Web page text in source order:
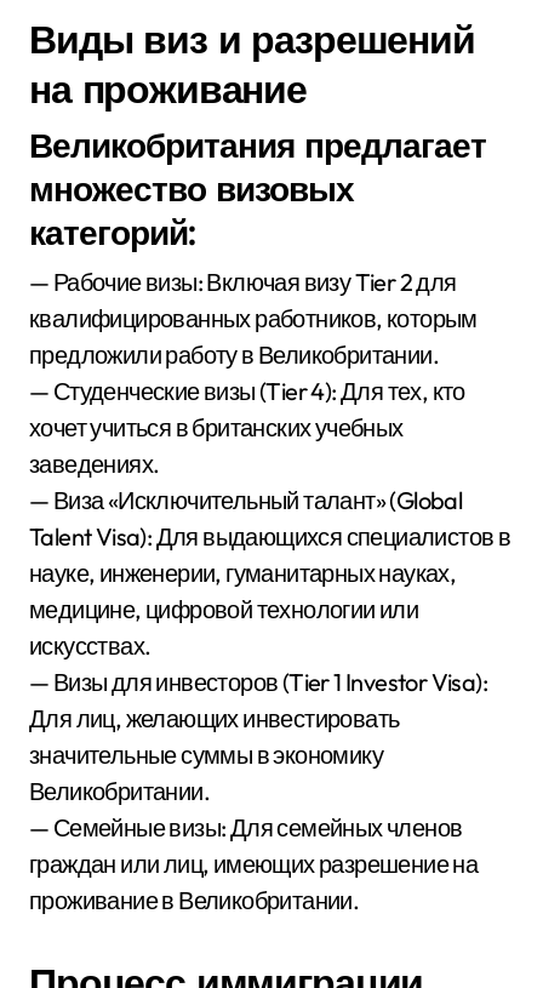
Виды виз и разрешений
на проживание
Великобритания предлагает
множество визовых
категорий:
— Рабочие визы: Включая визу Tier 2 для
квалифицированных работников, которым
предложили работу в Великобритании.
— Студенческие визы (Tier 4): Для тех, кто
хочет учиться в британских учебных
заведениях.
— Виза «Исключительный талант» (Global
Talent Visa): Для выдающихся специалистов в
науке, инженерии, гуманитарных науках,
медицине, цифровой технологии или
искусствах.
— Визы для инвесторов (Tier 1 Investor Visa):
Для лиц, желающих инвестировать
значительные суммы в экономику
Великобритании.
— Семейные визы: Для семейных членов
граждан или лиц, имеющих разрешение на
проживание в Великобритании.